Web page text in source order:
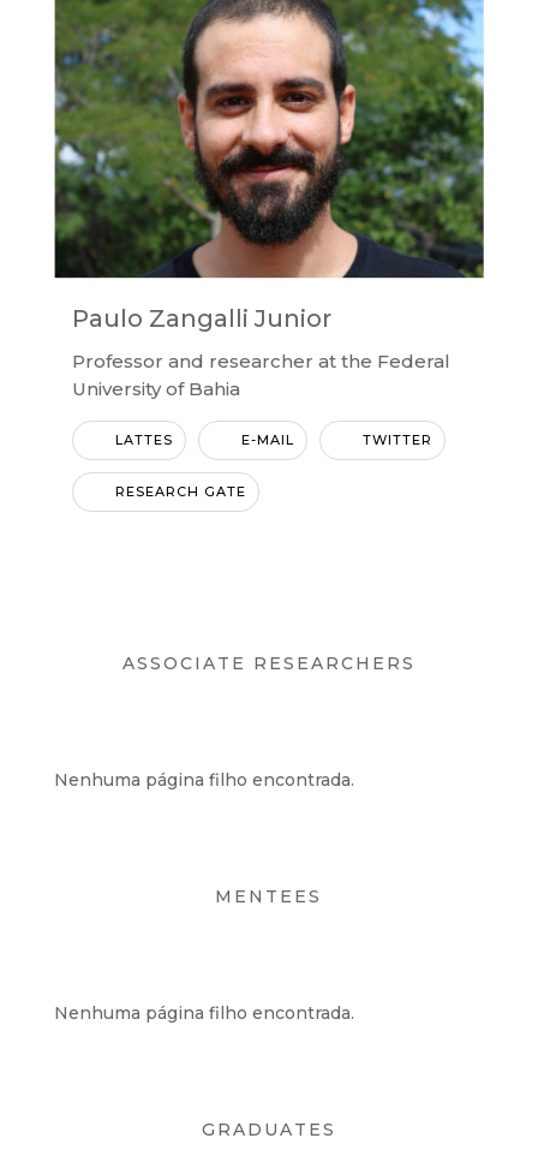
Paulo Zangalli Junior
Professor and researcher at the Federal
University of Bahia
LATTES E-MAIL TWITTER
RESEARCH GATE
ASSOCIATE RESEARCHERS
Nenhuma página filho encontrada.
MENTEES
Nenhuma página filho encontrada.
GRADUATES